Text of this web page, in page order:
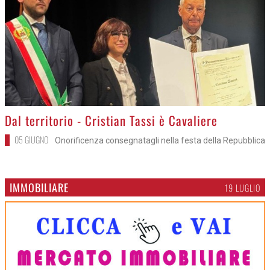
>
Dal territorio - Cristian Tassi è Cavaliere
05 GIUGNO Onorificenza consegnatagli nella festa della Repubblica
IMMOBILIARE 19 LUGLIO